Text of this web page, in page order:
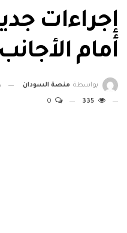
إجراءات
أمام
بواسطة منصة السودان
335